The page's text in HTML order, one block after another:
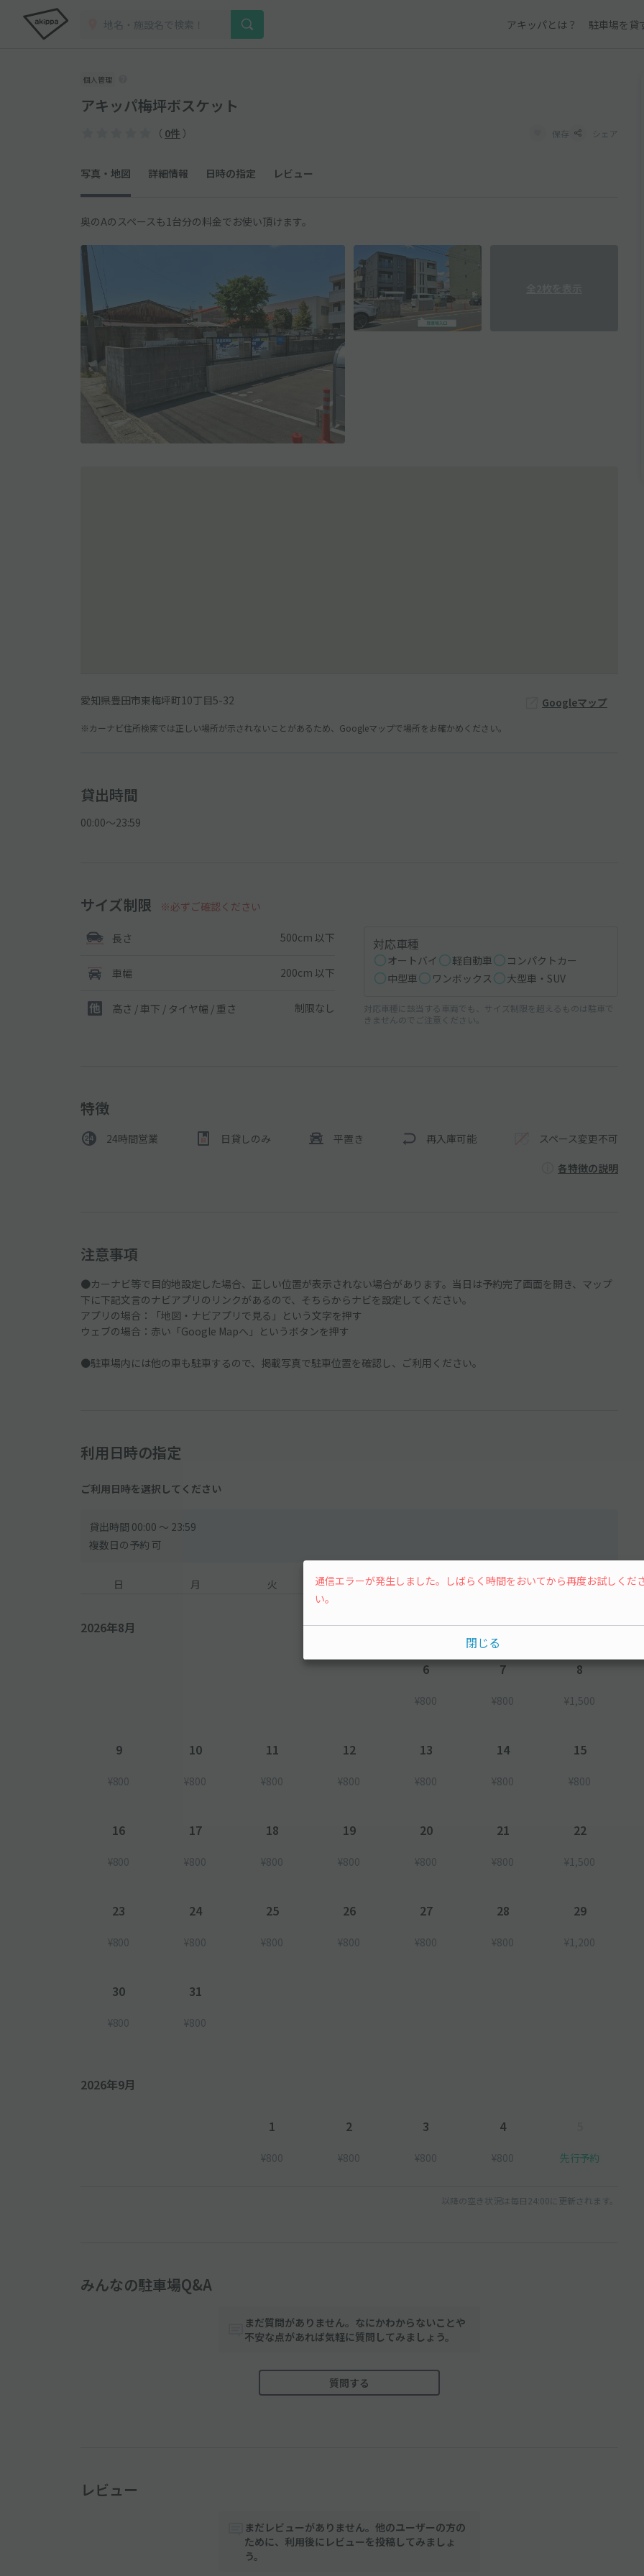
アキッパとは？ 駐車場を貸
個人管理
アキッパ梅坪ボスケット
（ 0件 ） 保存 シェア
写真・地図 詳細情報 日時の指定 レビュー
奥のAのスペースも1台分の料金でお使い頂けます。
愛知県豊田市東梅坪町10丁目5-32 Googleマップ
※カーナビ住所検索では正しい場所が示されないことがあるため、Googleマップで場所をお確かめください。
貸出時間
00:00〜23:59
サイズ制限 ※必ずご確認ください
長さ 500cm 以下
車幅 200cm 以下
高さ / 車下 / タイヤ幅 / 重さ 制限なし
対応車種
オートバイ 軽自動車
コンパクトカー
中型車
ワンボックス 大型車・SUV
対応車種に該当する車両でも、サイズ制限を超えるものは駐車で
きませんのでご注意ください。
特徴
24時間営業 日貸しのみ 平置き 再入庫可能 スペース変更不可
各特徴の説明
注意事項
●カーナビ等で目的地設定した場合、正しい位置が表示されない場合があります。当日は予約完了画面を開き、マップ
下に下記文言のナビアプリのリンクがあるので、そちらからナビを設定してください。
アプリの場合：「地図・ナビアプリで見る」という文字を押す
ウェブの場合：赤い「Google Mapへ」というボタンを押す
●駐車場内には他の車も駐車するので、掲載写真で駐車位置を確認し、ご利用ください。
利用日時の指定
ご利用日時を選択してください
貸出時間 00:00 〜 23:59
複数日の予約 可
日 月 火 水 木 金 土
2026年8月
6
¥800
7
¥800
8
¥1,500
9
¥800
10
¥800
11
¥800
12
¥800
13
¥800
14
¥800
15
¥800
16
¥800
17
¥800
18
¥800
19
¥800
20
¥800
21
¥800
22
¥1,500
23
¥800
24
¥800
25
¥800
26
¥800
27
¥800
28
¥800
29
¥1,200
30
¥800
31
¥800
2026年9月
1
¥800
2
¥800
3
¥800
4
¥800 先行予約
以降の空き状況は毎日24:00に更新されます。
みんなの駐車場Q&A
まだ質問がありません。なにかわからないことや
不安な点があれば気軽に質問してみましょう。
質問する
レビュー
まだレビューがありません。他のユーザーの方の
ために、利用後にレビューを投稿してみましょ
う。
通信エラーが発生しました。しばらく時間をおいてから再度お試しくだ
い。
閉じる